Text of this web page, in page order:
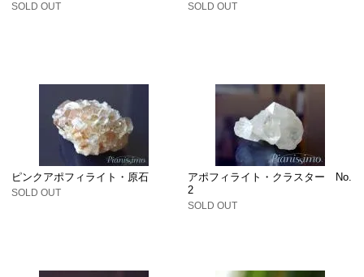
SOLD OUT SOLD OUT
ピンクアポフィライト・原石
SOLD OUT
アポフィライト・クラスター No.
2
SOLD OUT